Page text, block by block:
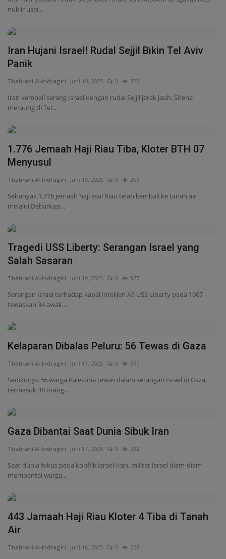
meraung di Tel...
1.776 Jemaah Haji Riau Tiba, Kloter BTH 07
Menyusul
Thabrani Al-Indragiri Juni 19, 2025 0 269
Sebanyak 1.776 jemaah haji asal Riau telah kembali ke tanah air
melalui Debarkasi...
Tragedi USS Liberty: Serangan Israel yang
Salah Sasaran
Thabrani Al-Indragiri Juni 19, 2025 0 927
Serangan Israel terhadap kapal intelijen AS USS Liberty pada 1967
tewaskan 34 awak....
Kelaparan Dibalas Peluru: 56 Tewas di Gaza
Thabrani Al-Indragiri Juni 17, 2025
Sedikitnya 56 warga Palestina tewas dalam serangan Israel di Gaza,
termasuk 38 orang...
Gaza Dibantai Saat Dunia Sibuk Iran
Thabrani Al-Indragiri Juni 17, 2025 0 222
Saat dunia fokus pada konflik Israel-Iran, militer Israel diam-diam
membantai warga...
443 Jamaah Haji Riau Kloter 4 Tiba di Tanah
Air
Thabrani Al-Indragiri Juni 16, 2025 0 228
Sebanyak 443 jamaah haji asal Riau dari Kloter 4 tiba di Debarkasi
Batam. Satu wafat...
Jemaah Haji Rokan Hilir Wafat di Makkah,
Total 7 Warga...
Thabrani Al-Indragiri Juni 11, 2025 0 230